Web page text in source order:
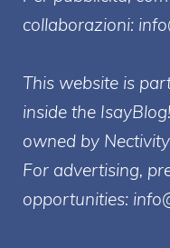
collaborazioni:
This website is
inside the
owned by
For advertising,
opportunities: